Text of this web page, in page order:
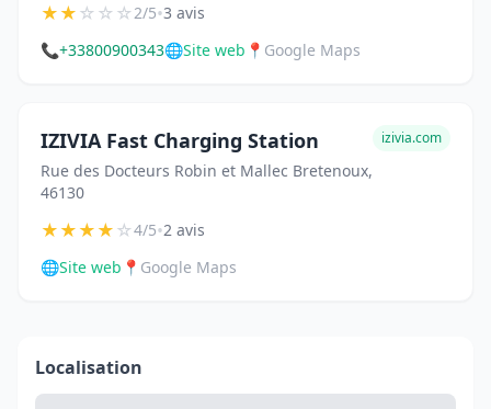
★★☆☆☆2/5•3 avis
📞+33800900343🌐Site web 📍 Google Maps
IZIVIA Fast Charging Station
Rue des Docteurs Robin et Mallec Bretenoux,
46130
izivia.com
★★★★☆4/5•2 avis
🌐Site web 📍 Google Maps
Localisation